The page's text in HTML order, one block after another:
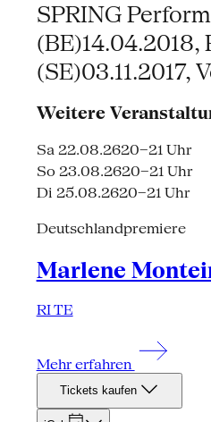
SPRING
(SE)03.11.2017,
Weitere
Sa 22.08.2620–21 Uhr
So 23.08.2620–21 Uhr
Di 25.08.2620–21 Uhr
Deutschlandpremiere
Marlene
RI TE
Mehr erfahren
Tickets kaufen